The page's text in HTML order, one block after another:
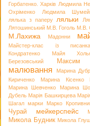
Горбатенко. Харків Людмила
Охріменко
Людмила
лялька з паперу
ляльки
Лятошинський М.В. Гоголь М.В.
М.Лахижа Мадонни
Майстер-клас із
Кондратенко
Майя
Березовський
Максим
малювання Марина
Кириченко
Марина Кісенко
Марина Шевченко
Марина
Дубель Марія Башкирцева
Шагал марки Марко
Чурай
мейкерспейс
Микола Будник Микола